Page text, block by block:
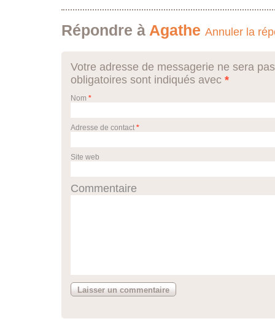
Répondre à Agathe Annuler la
Votre adresse de messagerie ne sera
obligatoires sont indiqués avec *
Nom *
Adresse de contact *
Site web
Commentaire